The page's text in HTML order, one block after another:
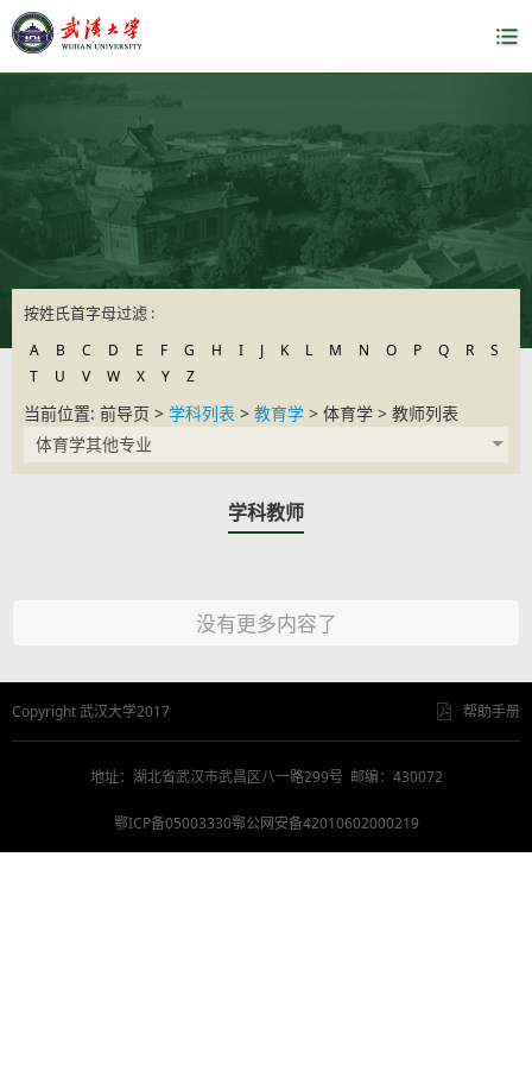
按姓氏首字母过滤 :
A B C D E F G H I J K L M N O P Q R
S
T
U V W X Y Z
当前位置: 前导页 > 学科列表 > 教育学 > 体育学 > 教师列表
体育学其他专业
学科教师
没有更多内容了
Copyright 武汉大学2017 帮助手册
地址：湖北省武汉市武昌区八一路299号 邮编：430072
鄂ICP备05003330鄂公网安备42010602000219